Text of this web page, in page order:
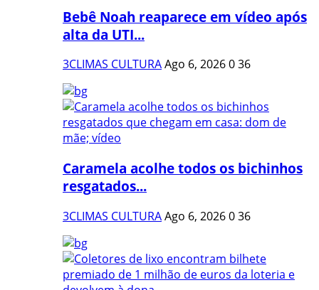
Bebê Noah reaparece em vídeo após
alta da UTI...
3CLIMAS CULTURAAgo 6, 2026036
Caramela acolhe todos os bichinhos
resgatados...
3CLIMAS CULTURAAgo 6, 2026036